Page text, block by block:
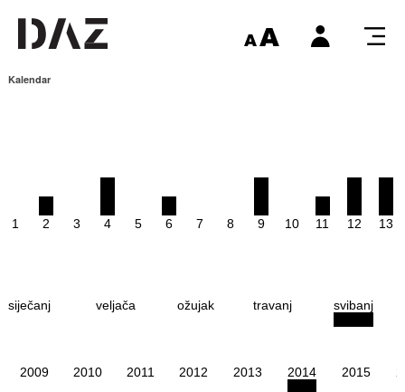
Kalendar
1 2 3 4 5 6 7 8 9 10 11 12 13
siječanj veljača ožujak travanj svibanj
2009 2010 2011 2012 2013 2014 2015